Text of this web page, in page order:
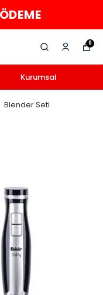
0
Kurumsal
Blender Seti